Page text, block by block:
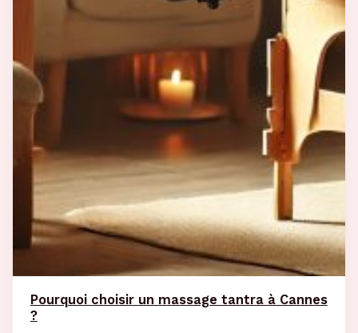
Pourquoi choisir un massage tantra à Cannes
?